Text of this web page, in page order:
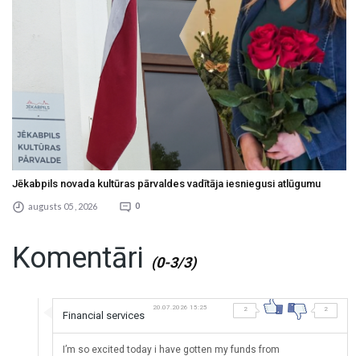
Jēkabpils novada kultūras pārvaldes vadītāja iesniegusi atlūgumu
augusts 05 , 2026 0
Komentāri (0-3/3)
Financial services
20.07.2026 15:25 2 2
I’m so excited today i have gotten my funds from